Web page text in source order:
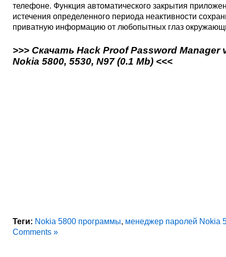
телефоне. Функция автоматического закрытия
истечения определенного периода неактивности
приватную информацию от любопытных глаз
>>> Скачать Hack Proof Password Manager
Nokia 5800, 5530, N97 (0.1 Mb) <<<
Теги: Nokia 5800 программы, менеджер паролей Nokia
Comments »